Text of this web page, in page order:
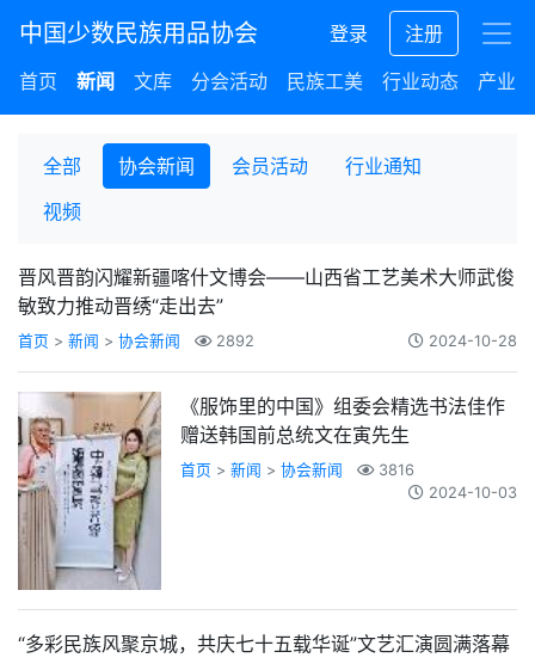
中国少数民族用品协会 登录
注册
首页
新闻 文库 分会活动 民族工美 行业动态 产业
全部 协会新闻 会员活动
行业通知
视频
晋风晋韵闪耀新疆喀什文博会——山西省工艺美术大师武俊
敏致力推动晋绣“走出去”
首页 > 新闻 > 协会新闻 2892 2024-10-28
《服饰里的中国》组委会精选书法佳作
赠送韩国前总统文在寅先生
首页 > 新闻 > 协会新闻
3816
2024-10-03
“多彩民族风聚京城，共庆七十五载华诞”文艺汇演圆满落幕